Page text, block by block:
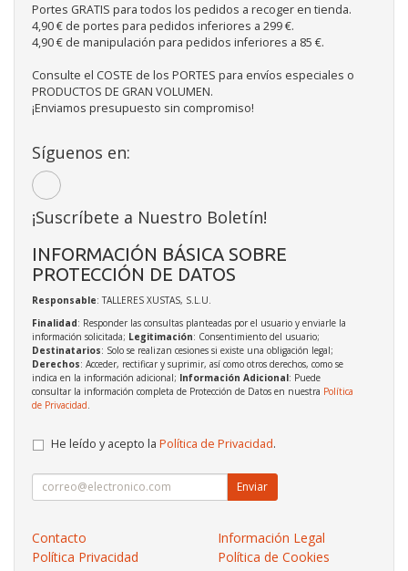
Portes GRATIS para todos los pedidos a recoger en tienda.
4,90 € de portes para pedidos inferiores a 299 €.
4,90 € de manipulación para pedidos inferiores a 85 €.
Consulte el COSTE de los PORTES para envíos especiales o
PRODUCTOS DE GRAN VOLUMEN.
¡Enviamos presupuesto sin compromiso!
Síguenos en:
¡Suscríbete a Nuestro Boletín!
INFORMACIÓN BÁSICA SOBRE
PROTECCIÓN DE DATOS
Responsable: TALLERES XUSTAS, S.L.U.
Finalidad: Responder las consultas planteadas por el usuario y enviarle la
información solicitada; Legitimación: Consentimiento del usuario;
Destinatarios: Solo se realizan cesiones si existe una obligación legal;
Derechos: Acceder, rectificar y suprimir, así como otros derechos, como se
indica en la información adicional; Información Adicional: Puede
consultar la información completa de Protección de Datos en nuestra Política
de Privacidad
He leído y acepto la Política de Privacidad.
Enviar
Contacto
Información Legal
Política Privacidad
Política de Cookies